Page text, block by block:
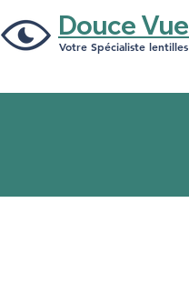
Douce Vue
Votre Spécialiste lentilles